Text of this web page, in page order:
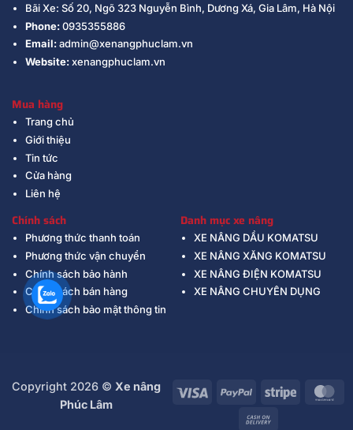
Bãi Xe: Số 20, Ngõ 323 Nguyễn Bình, Dương Xá, Gia Lâm, Hà Nội
Phone:0935355886
Email:admin@xenangphuclam.vn
Website:xenangphuclam.vn
Mua hàng
Trang chủ
Giới thiệu
Tin tức
Cửa hàng
Liên hệ
Chính sách
Phương thức thanh toán
Phương thức vận chuyển
Chính sách bảo hành
Chính sách bán hàng
Chính sách bảo mật thông tin
Danh mục xe nâng
XE NÂNG DẦU KOMATSU
XE NÂNG XĂNG KOMATSU
XE NÂNG ĐIỆN KOMATSU
XE NÂNG CHUYÊN DỤNG
Visa PayPal Stripe
Copyright 2026 © Xe nâng
Phúc Lâm